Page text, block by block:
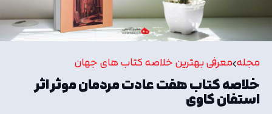
مجله معرفی بهترین خلاصه کتاب های جهان
خلاصه کتاب هفت عادت مردمان موثر اثر
استفان کاوی